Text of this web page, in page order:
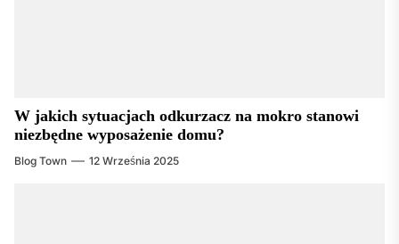
W jakich sytuacjach odkurzacz na mokro stanowi
niezbędne wyposażenie domu?
Blog Town 12 Września 2025